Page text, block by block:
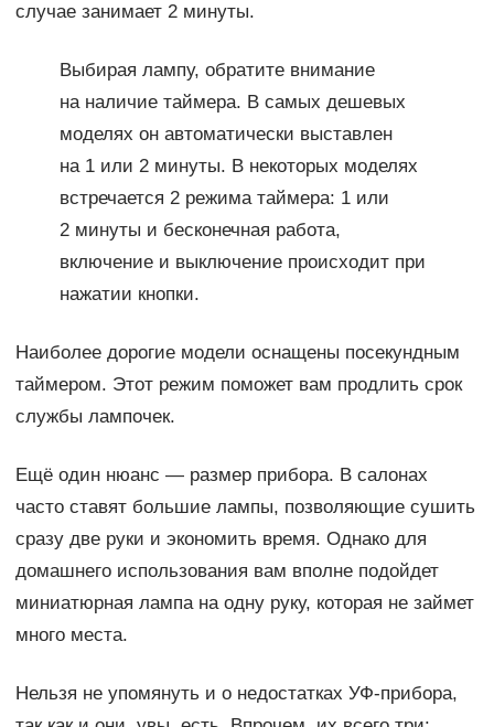
случае занимает 2 минуты.
Выбирая лампу, обратите внимание
на наличие таймера. В самых дешевых
моделях он автоматически выставлен
на 1 или 2 минуты. В некоторых моделях
встречается 2 режима таймера: 1 или
2 минуты и бесконечная работа,
включение и выключение происходит при
нажатии кнопки.
Наиболее дорогие модели оснащены посекундным
таймером. Этот режим поможет вам продлить срок
службы лампочек.
Ещё один нюанс — размер прибора. В салонах
часто ставят большие лампы, позволяющие сушить
сразу две руки и экономить время. Однако для
домашнего использования вам вполне подойдет
миниатюрная лампа на одну руку, которая не займет
много места.
Нельзя не упомянуть и о недостатках УФ-прибора,